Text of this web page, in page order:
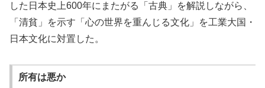
した日本史上600年にまたがる「古典」を解説しながら、
「清貧」を示す「心の世界を重んじる文化」を工業大国・
日本文化に対置した。
所有は悪か